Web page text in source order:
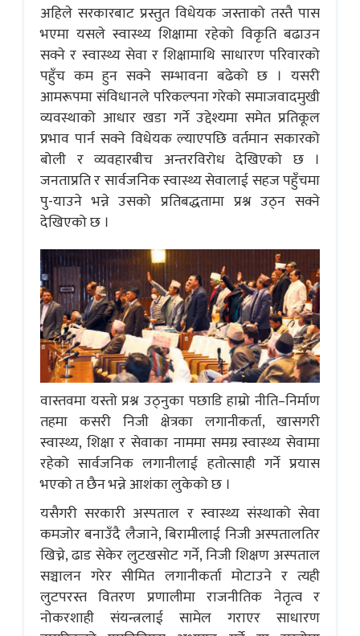
अहिले सरकारबाट प्रस्तुत विधेयक जस्ताको तस्तै पास
भएमा यसले स्वास्थ्य शिक्षामा रहेको विकृति बढाउन
सक्ने र स्वास्थ्य सेवा र शिक्षामाथि साधारण परिवारको
पहुँच कम हुन सक्ने सम्भावना बढेको छ । यसरी
आमरूपमा संविधानले परिकल्पना गरेको समाजवादमुखी
व्यवस्थाको आधार खडा गर्ने उद्देश्यमा समेत प्रतिकूल
प्रभाव पार्न सक्ने विधेयक ल्याएपछि वर्तमान सकारको
बोली र व्यवहारबीच अन्तरविरोध देखिएको छ ।
जनताप्रति र सार्वजनिक स्वास्थ्य सेवालाई सहज पहुँचमा
पु-याउने भन्ने उसको प्रतिबद्धतामा प्रश्न उठ्न सक्ने
देखिएको छ ।
वास्तवमा यस्तो प्रश्न उठ्नुका पछाडि हाम्रो नीति–निर्माण
तहमा कसरी निजी क्षेत्रका लगानीकर्ता, खासगरी
स्वास्थ्य, शिक्षा र सेवाका नाममा समग्र स्वास्थ्य सेवामा
रहेको सार्वजनिक लगानीलाई हतोत्साही गर्ने प्रयास
भएको त छैन भन्ने आशंका लुकेको छ ।
यसैगरी सरकारी अस्पताल र स्वास्थ्य संस्थाको सेवा
कमजोर बनाउँदै लैजाने, बिरामीलाई निजी अस्पतालतिर
खिच्ने, ढाड सेकेर लुटखसोट गर्ने, निजी शिक्षण अस्पताल
सञ्चालन गरेर सीमित लगानीकर्ता मोटाउने र त्यही
लुटपरस्त वितरण प्रणालीमा राजनीतिक नेतृत्व र
नोकरशाही संयन्त्रलाई सामेल गराएर साधारण